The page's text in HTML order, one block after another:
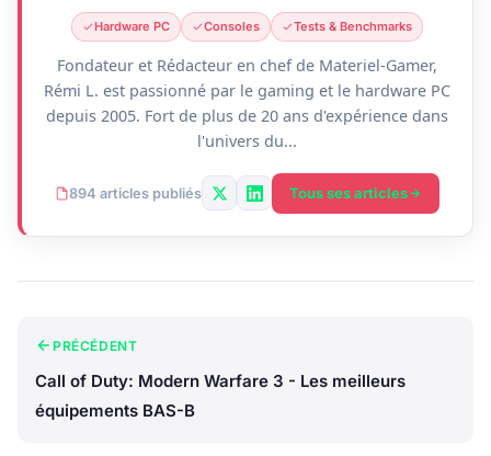
Hardware PC Consoles Tests & Benchmarks
Fondateur et Rédacteur en chef de Materiel-Gamer,
Rémi L. est passionné par le gaming et le hardware PC
depuis 2005. Fort de plus de 20 ans d'expérience dans
l'univers du...
894 articles publiés Tous ses articles
PRÉCÉDENT
Call of Duty: Modern Warfare 3 - Les meilleurs
équipements BAS-B